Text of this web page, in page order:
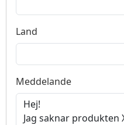
Land
Meddelande